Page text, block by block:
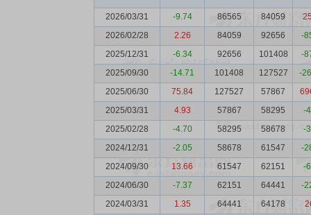
2026/03/31 -9.74 86565 84059
2026/02/28
2.26 84059 92656
-
2025/12/31
-6.34 92656 101408
-
2025/09/30
-14.71 101408 127527
-
2025/06/30
75.84 127527 57867
2025/03/31
4.93 57867 58295
-
2025/02/28
-4.70 58295 58678
-
2024/12/31
-2.05 58678 61547
-
2024/09/30
13.66 61547 62151
-
2024/06/30
-7.37 62151 64441
-
2024/03/31
1.35 64441 64178